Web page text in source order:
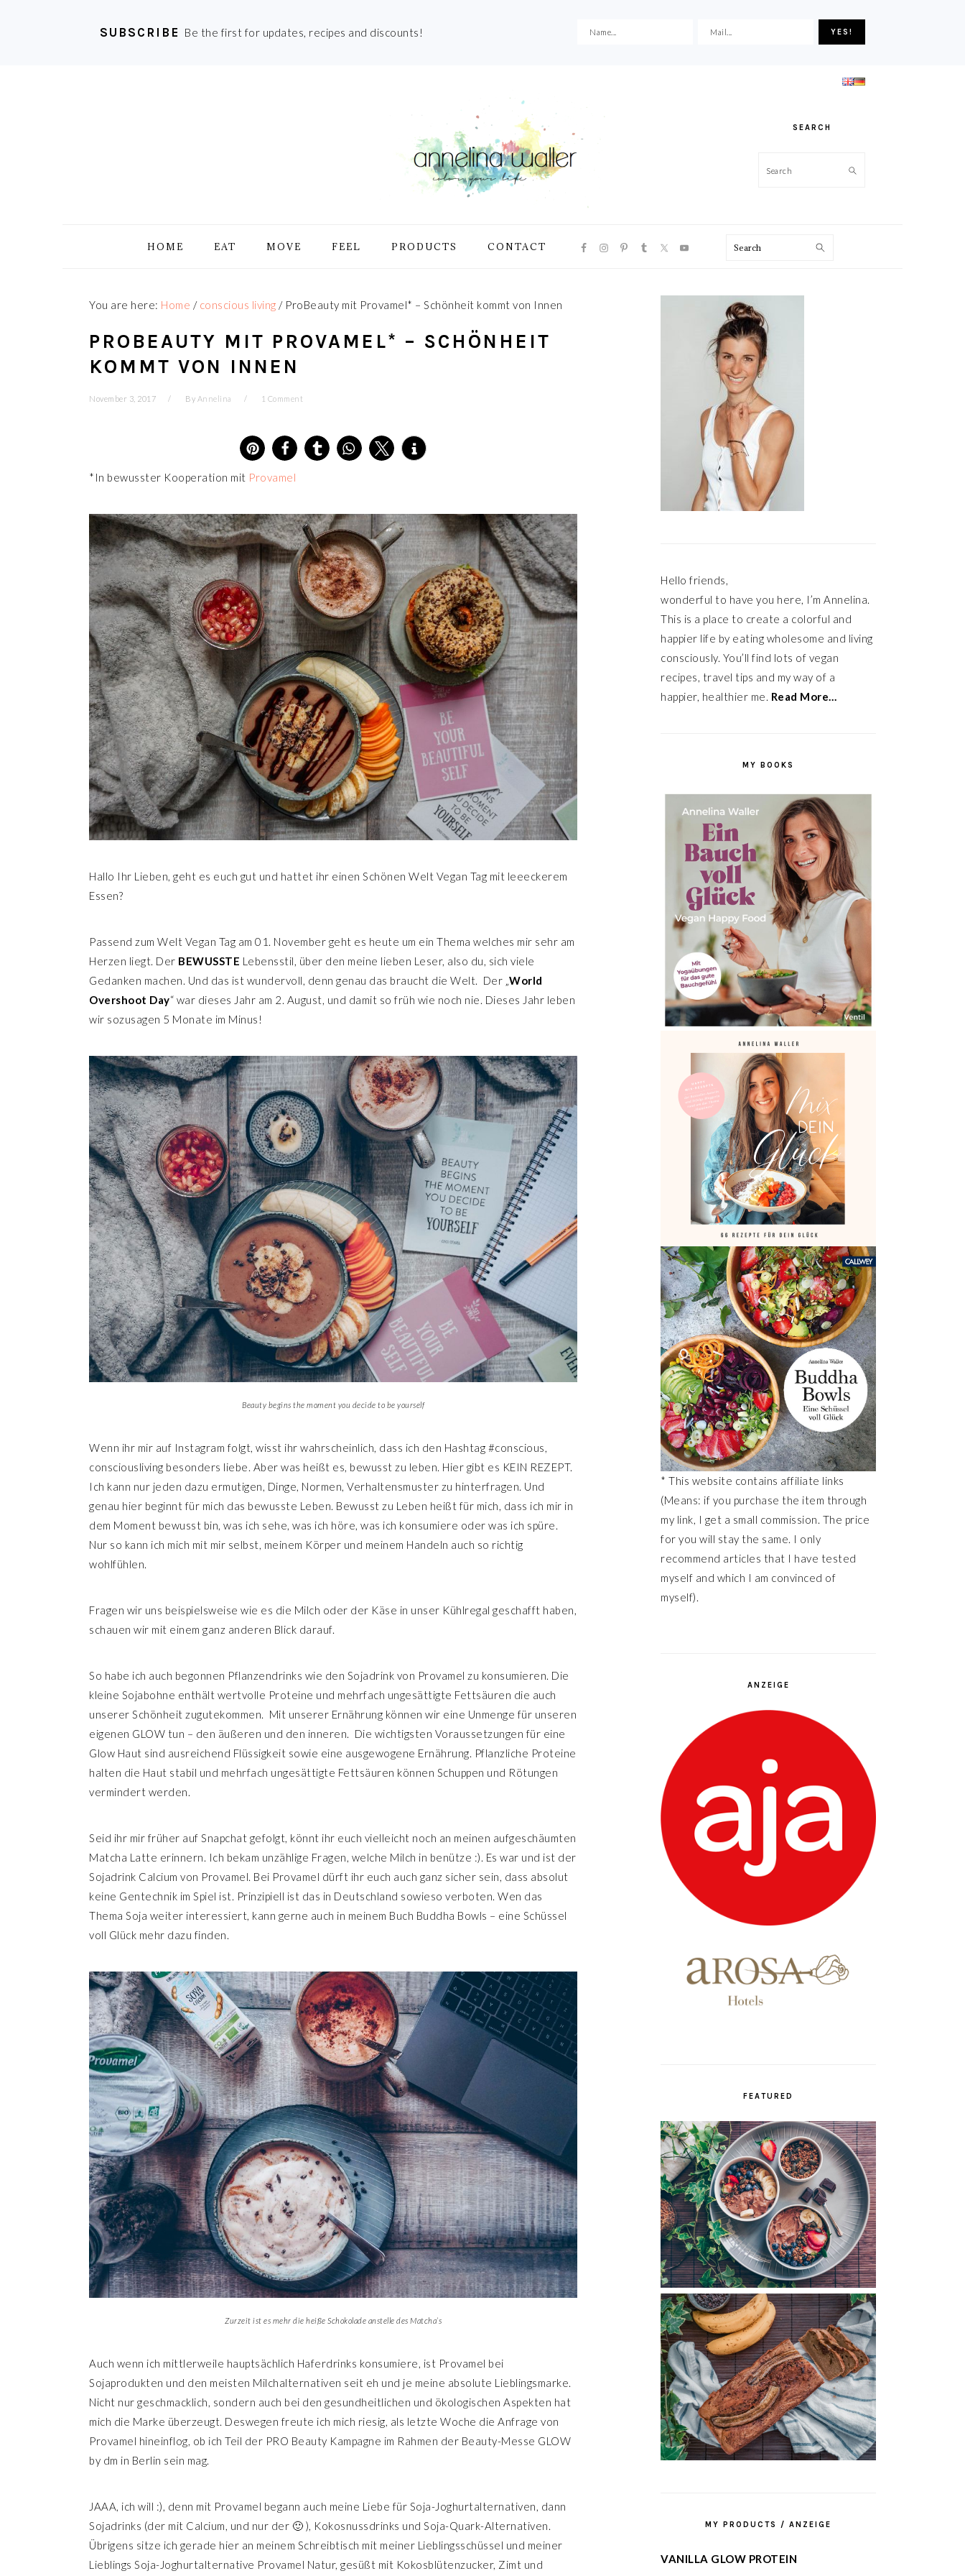
SUBSCRIBE Be the first for updates, recipes and discounts!
SEARCH
Search
HOME EAT MOVE FEEL PRODUCTS CONTACT
NAVIGATION
Search
You are here: Home / conscious living /ProBeauty mit Provamel* – Schönheit kommt von Innen
PROBEAUTY MIT PROVAMEL* – SCHÖNHEIT
KOMMT VON INNEN
November 3, 2017 By Annelina 1 Comment
*In bewusster Kooperation mit Provamel
Hallo Ihr Lieben, geht es euch gut und hattet ihr einen Schönen Welt Vegan Tag mit leeeckerem
Essen?
Passend zum Welt Vegan Tag am 01. November geht es heute um ein Thema welches mir sehr am
Herzen liegt. Der BEWUSSTE Lebensstil, über den meine lieben Leser, also du, sich viele
Gedanken machen. Und das ist wundervoll, denn genau das braucht die Welt. Der „World
Overshoot Day“ war dieses Jahr am 2. August, und damit so früh wie noch nie. Dieses Jahr leben
wir sozusagen 5 Monate im Minus!
Beauty begins the moment you decide to be yourself
Wenn ihr mir auf Instagram folgt, wisst ihr wahrscheinlich, dass ich den Hashtag #conscious,
consciousliving besonders liebe. Aber was heißt es, bewusst zu leben. Hier gibt es KEIN REZEPT.
Ich kann nur jeden dazu ermutigen, Dinge, Normen, Verhaltensmuster zu hinterfragen. Und
genau hier beginnt für mich das bewusste Leben. Bewusst zu Leben heißt für mich, dass ich mir in
dem Moment bewusst bin, was ich sehe, was ich höre, was ich konsumiere oder was ich spüre.
Nur so kann ich mich mit mir selbst, meinem Körper und meinem Handeln auch so richtig
wohlfühlen.
Fragen wir uns beispielsweise wie es die Milch oder der Käse in unser Kühlregal geschafft haben,
schauen wir mit einem ganz anderen Blick darauf.
So habe ich auch begonnen Pflanzendrinks wie den Sojadrink von Provamel zu konsumieren. Die
kleine Sojabohne enthält wertvolle Proteine und mehrfach ungesättigte Fettsäuren die auch
unserer Schönheit zugutekommen. Mit unserer Ernährung können wir eine Unmenge für unseren
eigenen GLOW tun – den äußeren und den inneren. Die wichtigsten Voraussetzungen für eine
Glow Haut sind ausreichend Flüssigkeit sowie eine ausgewogene Ernährung. Pflanzliche Proteine
halten die Haut stabil und mehrfach ungesättigte Fettsäuren können Schuppen und Rötungen
vermindert werden.
Seid ihr mir früher auf Snapchat gefolgt, könnt ihr euch vielleicht noch an meinen aufgeschäumten
Matcha Latte erinnern. Ich bekam unzählige Fragen, welche Milch in benütze :). Es war und ist der
Sojadrink Calcium von Provamel. Bei Provamel dürft ihr euch auch ganz sicher sein, dass absolut
keine Gentechnik im Spiel ist. Prinzipiell ist das in Deutschland sowieso verboten. Wen das
Thema Soja weiter interessiert, kann gerne auch in meinem Buch Buddha Bowls – eine Schüssel
voll Glück mehr dazu finden.
Zurzeit ist es mehr die heiße Schokolade anstelle des Matcha’s
Auch wenn ich mittlerweile hauptsächlich Haferdrinks konsumiere, ist Provamel bei
Sojaprodukten und den meisten Milchalternativen seit eh und je meine absolute Lieblingsmarke.
Nicht nur geschmacklich, sondern auch bei den gesundheitlichen und ökologischen Aspekten hat
mich die Marke überzeugt. Deswegen freute ich mich riesig, als letzte Woche die Anfrage von
Provamel hineinflog, ob ich Teil der PRO Beauty Kampagne im Rahmen der Beauty-Messe GLOW
by dm in Berlin sein mag.
JAAA, ich will :), denn mit Provamel begann auch meine Liebe für Soja-Joghurtalternativen, dann
Sojadrinks (der mit Calcium, und nur der 🙂 ), Kokosnussdrinks und Soja-Quark-Alternativen.
Übrigens sitze ich gerade hier an meinem Schreibtisch mit meiner Lieblingsschüssel und meiner
Lieblings Soja-Joghurtalternative Provamel Natur, gesüßt mit Kokosblütenzucker, Zimt und
PRIMARY
SIDEBAR
Hello friends,
wonderful to have you here, I’m Annelina.
This is a place to create a colorful and
happier life by eating wholesome and living
consciously. You’ll find lots of vegan
recipes, travel tips and my way of a
happier, healthier me. Read More…
MY BOOKS
* This website contains affiliate links
(Means: if you purchase the item through
my link, I get a small commission. The price
for you will stay the same. I only
recommend articles that I have tested
myself and which I am convinced of
myself).
ANZEIGE
FEATURED
MY PRODUCTS / ANZEIGE
VANILLA GLOW PROTEIN